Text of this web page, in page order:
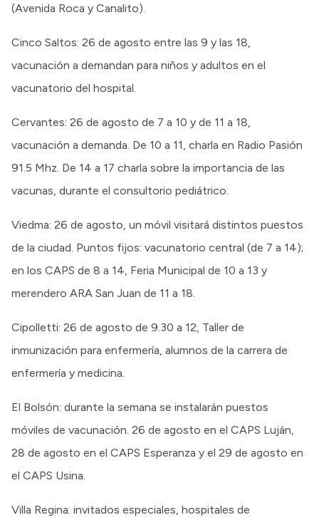
(Avenida Roca y Canalito).
Cinco Saltos: 26 de agosto entre las 9 y las 18,
vacunación a demandan para niños y adultos en el
vacunatorio del hospital.
Cervantes: 26 de agosto de 7 a 10 y de 11 a 18,
vacunación a demanda. De 10 a 11, charla en Radio Pasión
91.5 Mhz. De 14 a 17 charla sobre la importancia de las
vacunas, durante el consultorio pediátrico.
Viedma: 26 de agosto, un móvil visitará distintos puestos
de la ciudad. Puntos fijos: vacunatorio central (de 7 a 14);
en los CAPS de 8 a 14, Feria Municipal de 10 a 13 y
merendero ARA San Juan de 11 a 18.
Cipolletti: 26 de agosto de 9.30 a 12, Taller de
inmunización para enfermería, alumnos de la carrera de
enfermería y medicina.
El Bolsón: durante la semana se instalarán puestos
móviles de vacunación. 26 de agosto en el CAPS Luján,
28 de agosto en el CAPS Esperanza y el 29 de agosto en
el CAPS Usina.
Villa Regina: invitados especiales, hospitales de